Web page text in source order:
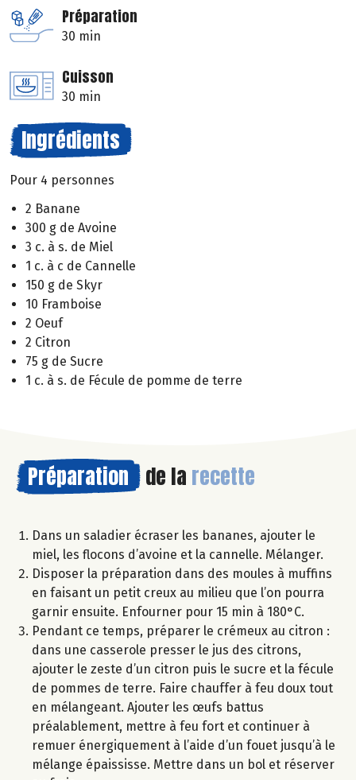
Préparation
30 min
Cuisson
30 min
Ingrédients
Pour 4 personnes
2 Banane
300 g de Avoine
3 c. à s. de Miel
1 c. à c de Cannelle
150 g de Skyr
10 Framboise
2 Oeuf
2 Citron
75 g de Sucre
1 c. à s. de Fécule de pomme de terre
Préparation de la recette
Dans un saladier écraser les bananes, ajouter le
miel, les flocons d’avoine et la cannelle. Mélanger.
Disposer la préparation dans des moules à muffins
en faisant un petit creux au milieu que l’on pourra
garnir ensuite. Enfourner pour 15 min à 180°C.
Pendant ce temps, préparer le crémeux au citron :
dans une casserole presser le jus des citrons,
ajouter le zeste d’un citron puis le sucre et la fécule
de pommes de terre. Faire chauffer à feu doux tout
en mélangeant. Ajouter les œufs battus
préalablement, mettre à feu fort et continuer à
remuer énergiquement à l’aide d’un fouet jusqu’à le
mélange épaississe. Mettre dans un bol et réserver